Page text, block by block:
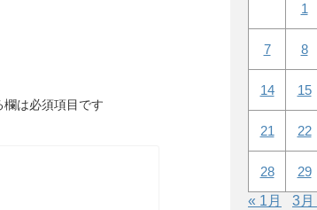
欄は必須項目です
1
7 8
14 15
21 22
28
29
« 1月
3月